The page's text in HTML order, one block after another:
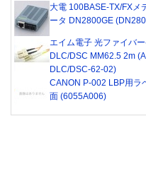
大電 100BASE-TX/FXメ
ータ DN2800GE
エイム電子 光ファイバ
DLC/DSC MM62.5 2m
DLC/DSC-62-02)
CANON P-002 LBP用ラ
面 (6055A006)